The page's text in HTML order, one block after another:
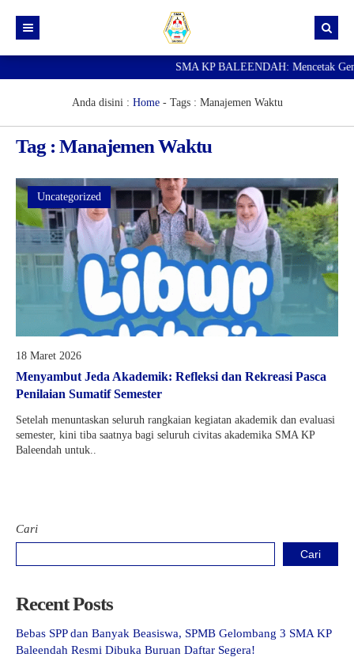
Data Guru
Portal Siswa
SPMB
SNBP
SMA KP BALEENDAH: Mencetak
Anda disini : Home- Tags : Manajemen Waktu
Tag : Manajemen Waktu
Uncategorized
18 Maret 2026
Menyambut Jeda Akademik: Refleksi dan Rekreasi Pasca
Penilaian Sumatif Semester
Setelah menuntaskan seluruh rangkaian kegiatan akademik dan evaluasi
semester, kini tiba saatnya bagi seluruh civitas akademika SMA KP
Baleendah untuk..
Cari
Cari
Recent Posts
Bebas SPP dan Banyak Beasiswa, SPMB Gelombang 3 SMA KP
Baleendah Resmi Dibuka Buruan Daftar Segera!